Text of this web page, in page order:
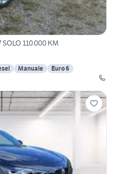
110.000 KM
Manuale
Euro 6